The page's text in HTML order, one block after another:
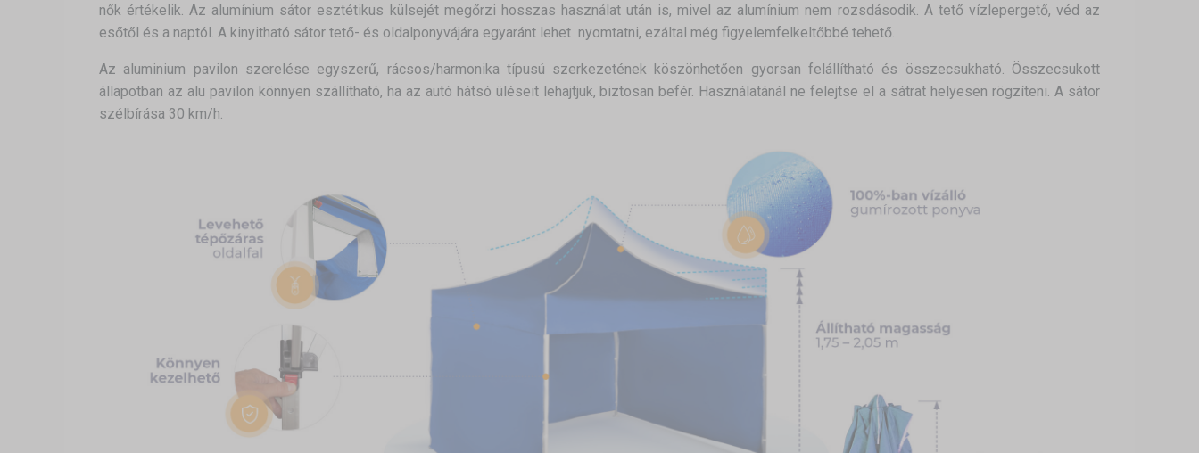
nők értékelik. Az alumínium sátor esztétikus külsejét megőrzi hosszas használat után is, mivel az alumínium nem rozsdásodik. A tető vízlepergető, véd az
esőtől és a naptól. A kinyitható sátor tető- és oldalponyvájára egyaránt lehet nyomtatni, ezáltal még figyelemfelkeltőbbé tehető.
Az aluminium pavilon szerelése egyszerű, rácsos/harmonika típusú szerkezetének köszönhetően gyorsan felállítható és összecsukható. Összecsukott
állapotban az alu pavilon könnyen szállítható, ha az autó hátsó üléseit lehajtjuk, biztosan befér. Használatánál ne felejtse el a sátrat helyesen rögzíteni. A sátor
szélbírása 30 km/h.